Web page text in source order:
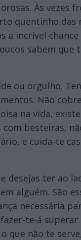
Às vezes
quentinho das
a incrível
sabem
ou orgulho.
Não
na vida,
besteiras,
e cuida-te
desejas ter ao
alguém. São
necessária
te-á
que não te